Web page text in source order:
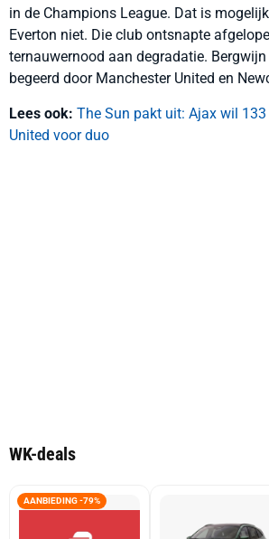
in de Champions League. Dat is
Everton niet. Die club ontsnapte
ternauwernood aan degradatie.
begeerd door Manchester United en
Lees ook: The Sun pakt uit: Ajax wil
United voor duo
WK-deals
AANBIEDING -79%